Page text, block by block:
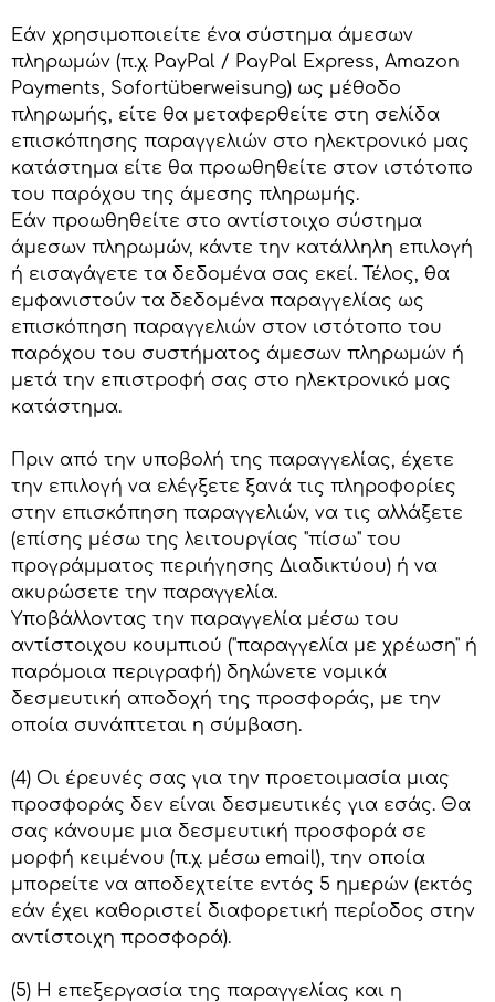
Εάν χρησιμοποιείτε ένα σύστημα άμεσων
πληρωμών (π.χ. PayPal / PayPal Express, Amazon
Payments, Sofortüberweisung) ως μέθοδο
πληρωμής, είτε θα μεταφερθείτε στη σελίδα
επισκόπησης παραγγελιών στο ηλεκτρονικό μας
κατάστημα είτε θα προωθηθείτε στον ιστότοπο
του παρόχου της άμεσης πληρωμής.
Εάν προωθηθείτε στο αντίστοιχο σύστημα
άμεσων πληρωμών, κάντε την κατάλληλη επιλογή
ή εισαγάγετε τα δεδομένα σας εκεί. Τέλος, θα
εμφανιστούν τα δεδομένα παραγγελίας ως
επισκόπηση παραγγελιών στον ιστότοπο του
παρόχου του συστήματος άμεσων πληρωμών ή
μετά την επιστροφή σας στο ηλεκτρονικό μας
κατάστημα.
Πριν από την υποβολή της παραγγελίας, έχετε
την επιλογή να ελέγξετε ξανά τις πληροφορίες
στην επισκόπηση παραγγελιών, να τις αλλάξετε
(επίσης μέσω της λειτουργίας "πίσω" του
προγράμματος περιήγησης Διαδικτύου) ή να
ακυρώσετε την παραγγελία.
Υποβάλλοντας την παραγγελία μέσω του
αντίστοιχου κουμπιού ("παραγγελία με χρέωση" ή
παρόμοια περιγραφή) δηλώνετε νομικά
δεσμευτική αποδοχή της προσφοράς, με την
οποία συνάπτεται η σύμβαση.
(4) Οι έρευνές σας για την προετοιμασία μιας
προσφοράς δεν είναι δεσμευτικές για εσάς. Θα
σας κάνουμε μια δεσμευτική προσφορά σε
μορφή κειμένου (π.χ. μέσω email), την οποία
μπορείτε να αποδεχτείτε εντός 5 ημερών (εκτός
εάν έχει καθοριστεί διαφορετική περίοδος στην
αντίστοιχη προσφορά).
(5) Η επεξεργασία της παραγγελίας και η